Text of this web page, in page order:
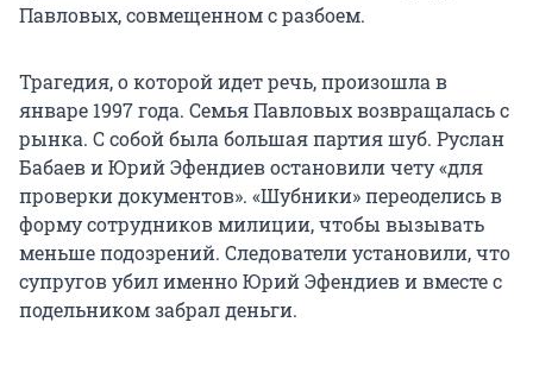
Павловых, совмещенном с разбоем.
Трагедия, о которой идет речь, произошла в
январе 1997 года. Семья Павловых возвращалась с
рынка. С собой была большая партия шуб. Руслан
Бабаев и Юрий Эфендиев остановили чету «для
проверки документов». «Шубники» переоделись в
форму сотрудников милиции, чтобы вызывать
меньше подозрений. Следователи установили, что
супругов убил именно Юрий Эфендиев и вместе с
подельником забрал деньги.